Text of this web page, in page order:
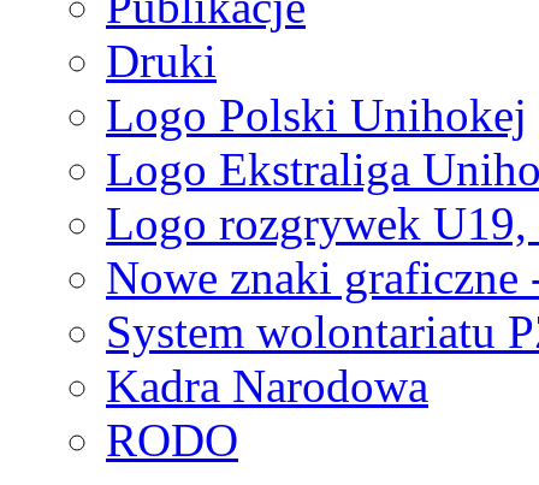
Druki
Logo Polski Unihokej
Logo Ekstraliga
Logo rozgrywek
Nowe znaki graficzne
System wolontariatu
Kadra Narodowa
RODO